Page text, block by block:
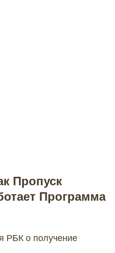
Пропуск
Программа
РБК о получение